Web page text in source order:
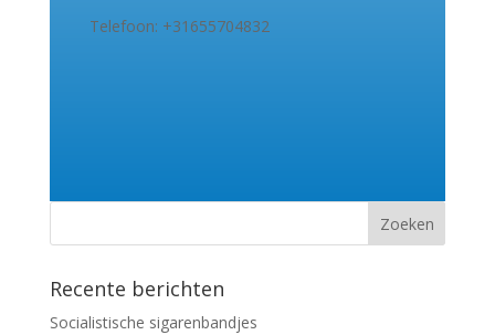
Telefoon: +31655704832
Recente berichten
Socialistische sigarenbandjes